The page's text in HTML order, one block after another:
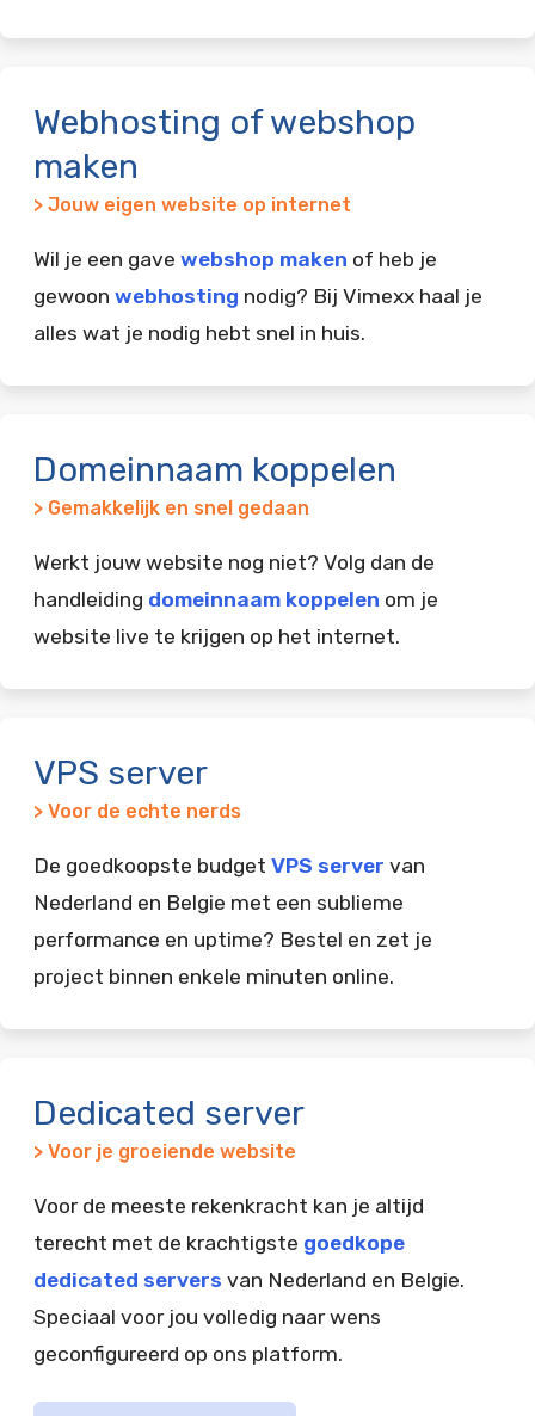
Webhosting of webshop
maken
> Jouw eigen website op internet
Wil je een gave webshop maken of heb je
gewoon webhosting nodig? Bij Vimexx haal je
alles wat je nodig hebt snel in huis.
Domeinnaam koppelen
> Gemakkelijk en snel gedaan
Werkt jouw website nog niet? Volg dan de
handleiding domeinnaam koppelen om je
website live te krijgen op het internet.
VPS server
> Voor de echte nerds
De goedkoopste budget VPS server van
Nederland en Belgie met een sublieme
performance en uptime? Bestel en zet je
project binnen enkele minuten online.
Dedicated server
> Voor je groeiende website
Voor de meeste rekenkracht kan je altijd
terecht met de krachtigste goedkope
dedicated servers van Nederland en Belgie.
Speciaal voor jou volledig naar wens
geconfigureerd op ons platform.